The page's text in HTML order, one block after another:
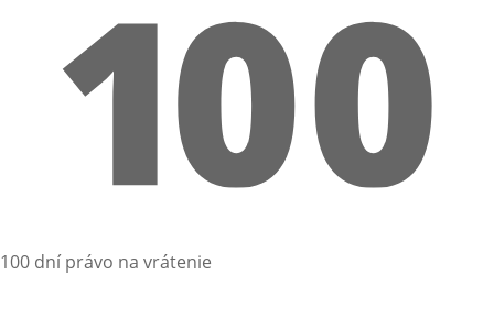
100 dní právo na vrátenie